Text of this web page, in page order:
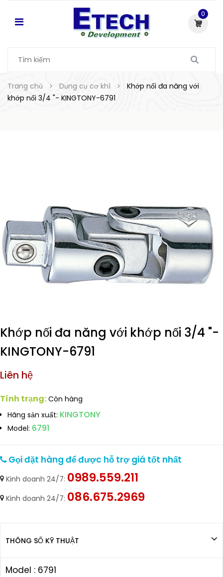
0
Trang chủ Dụng cụ cơ khí
Khớp nối đa năng với
khớp nối 3/4 "- KINGTONY-6791
Khớp nối đa năng với khớp nối 3/4 "-
KINGTONY-6791
Liên hệ
Tình trạng: Còn hàng
Hãng sản xuất: KINGTONY
Model: 6791
Gọi đặt hàng để được hỗ trợ giá tốt nhất
Kinh doanh 24/7: 0989.559.211
Kinh doanh 24/7: 086.675.2969
THÔNG SỐ KỸ THUẬT
Model : 6791